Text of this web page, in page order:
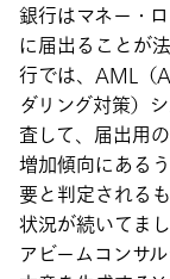
銀行はマネー・
に届出ることが
行では、AML（
ダリング対策）
査して、届出用
増加傾向にある
要と判定される
状況が続いてまし
アビームコンサ